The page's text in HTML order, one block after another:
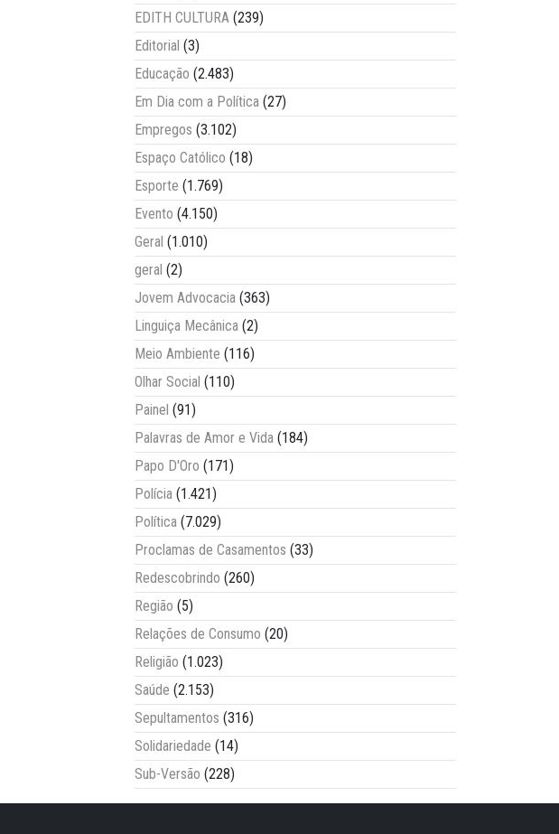
EDITH CULTURA (239)
Editorial (3)
Educação (2.483)
Em Dia com a Política (27)
Empregos (3.102)
Espaço Católico (18)
Esporte (1.769)
Evento (4.150)
Geral (1.010)
geral (2)
Jovem Advocacia (363)
Linguiça Mecânica (2)
Meio Ambiente (116)
Olhar Social (110)
Painel (91)
Palavras de Amor e Vida (184)
Papo D'Oro (171)
Polícia (1.421)
Política (7.029)
Proclamas de Casamentos (33)
Redescobrindo (260)
Região (5)
Relações de Consumo (20)
Religião (1.023)
Saúde (2.153)
Sepultamentos (316)
Solidariedade (14)
Sub-Versão (228)